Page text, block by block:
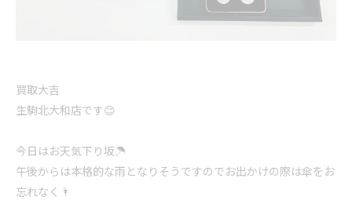
買取大吉
生駒北大和店です😊
今日はお天気下り坂☂️
午後からは本格的な雨となりそうですのでお出かけの際は傘をお
忘れなく🌂